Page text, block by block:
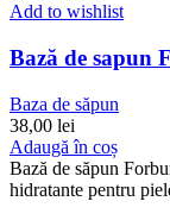
Add to wishlist
Bază de sapun
Baza de săpun
38,00 lei
Adaugă în coș
Bază de săpun
hidratante pentru